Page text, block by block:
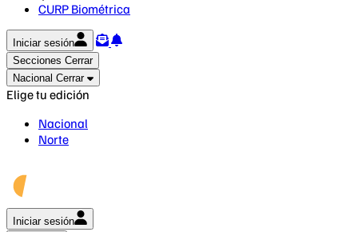
CURP Biométrica
Iniciar sesión
Secciones Cerrar
Nacional Cerrar
Elige tu edición
Nacional
Norte
Iniciar sesión